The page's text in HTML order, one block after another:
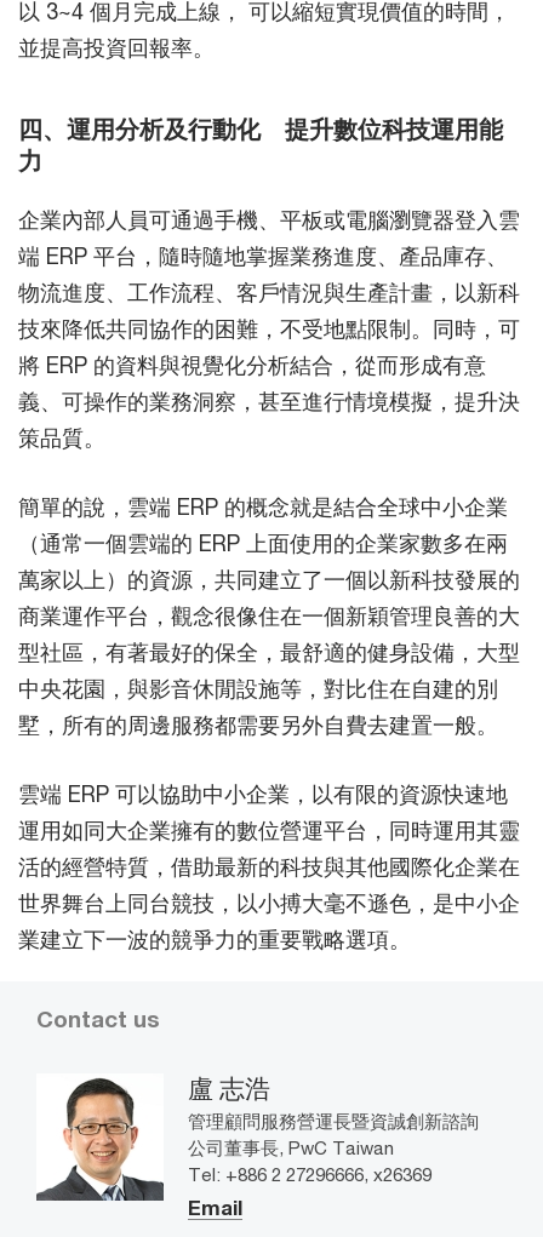
以 3~4 個月完成上線， 可以縮短實現價值的時間，
並提高投資回報率。
四、運用分析及行動化 提升數位科技運用能
力
企業內部人員可通過手機、平板或電腦瀏覽器登入雲
端 ERP 平台，隨時隨地掌握業務進度、產品庫存、
物流進度、工作流程、客戶情況與生產計畫，以新科
技來降低共同協作的困難，不受地點限制。同時，可
將 ERP 的資料與視覺化分析結合，從而形成有意
義、可操作的業務洞察，甚至進行情境模擬，提升決
策品質。
簡單的說，雲端 ERP 的概念就是結合全球中小企業
（通常一個雲端的 ERP 上面使用的企業家數多在兩
萬家以上）的資源，共同建立了一個以新科技發展的
商業運作平台，觀念很像住在一個新穎管理良善的大
型社區，有著最好的保全，最舒適的健身設備，大型
中央花園，與影音休閒設施等，對比住在自建的別
墅，所有的周邊服務都需要另外自費去建置一般。
雲端 ERP 可以協助中小企業，以有限的資源快速地
運用如同大企業擁有的數位營運平台，同時運用其靈
活的經營特質，借助最新的科技與其他國際化企業在
世界舞台上同台競技，以小搏大毫不遜色，是中小企
業建立下一波的競爭力的重要戰略選項。
Contact us
盧 志浩
管理顧問服務營運長暨資誠創新諮詢
公司董事長, PwC Taiwan
Tel: +886 2 27296666, x26369
Email